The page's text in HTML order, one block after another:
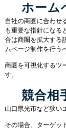
ホーム
自社の商圏に合わせ
も重要な指針になる
合は商圏を拡大する
ムページ制作を行う
商圏を可視化するツ
す。
競合相
山口県光市など狭い
その場合、ターゲッ